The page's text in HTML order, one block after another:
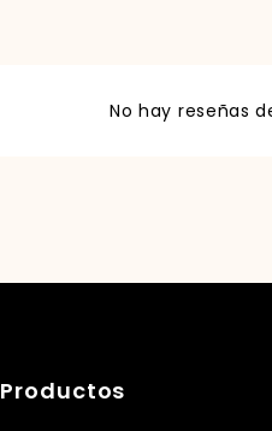
No hay reseñas
Productos